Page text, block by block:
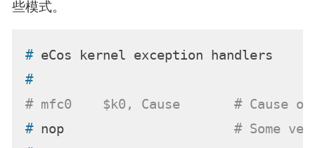
些模式。
# eCos kernel exception handlers
#
# mfc0    $k0, Cause       # Cause
# nop # Some